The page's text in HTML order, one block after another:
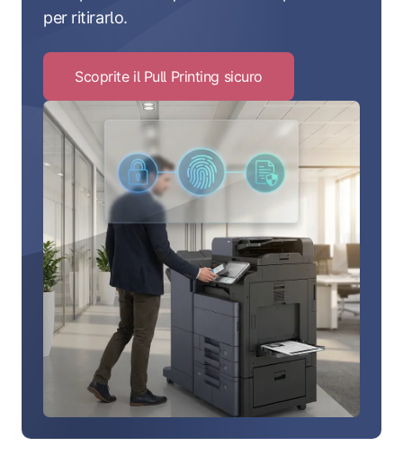
per ritirarlo.
Scoprite il Pull Printing sicuro
to
Scoprite
Pull
Printing